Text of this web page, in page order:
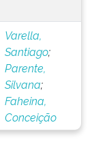
Varella,
Santiago;
Parente,
Silvana;
Faheina,
Conceição